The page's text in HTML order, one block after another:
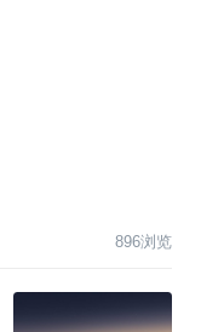
896浏览